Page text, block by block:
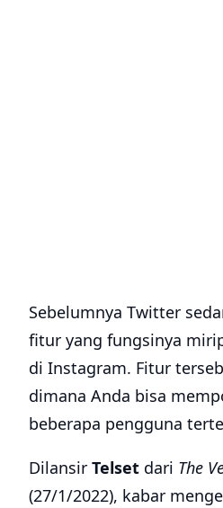
Sebelumnya Twitter
fitur yang fungsinya
di Instagram. Fitur
dimana Anda bisa
beberapa pengguna
Dilansir Telset dari The
(27/1/2022), kabar